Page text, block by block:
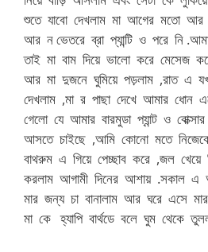
শুতে যাবো দেখলাম মা আগের মতো আর
আর ন ভেতরে ব্রা প্যান্টি ও পরে নি
তাই মা বাম দিয়ে ভালো করে মেসেজ
আর মা দুজনে ঘুমিয়ে পড়লাম ,রাত এ
দেখলাম ,মা র পাছা দেখে আমার
গেলো যে আমার বারমুডা প্যান্ট ও বোক্সার
আসতে চাইছে ,আমি কোনো মতে
বাথরুম এ গিয়ে পেচ্ছাব করে ,জল
করলাম আগামী দিনের আশায় .সকাল
মার জন্য চা বানালাম আর ঘরে এসে
মা কে হ্যাপি বার্থডে বলে ঘুম থেকে